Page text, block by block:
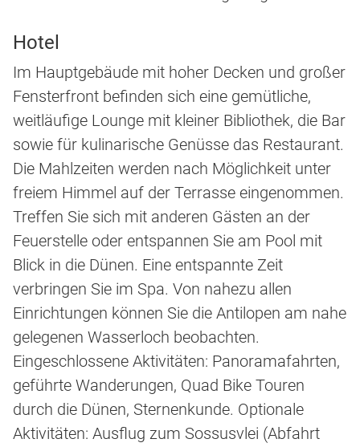
Hotel
Im Hauptgebäude mit hoher Decken und großer
Fensterfront befinden sich eine gemütliche,
weitläufige Lounge mit kleiner Bibliothek, die Bar
sowie für kulinarische Genüsse das Restaurant.
Die Mahlzeiten werden nach Möglichkeit unter
freiem Himmel auf der Terrasse eingenommen.
Treffen Sie sich mit anderen Gästen an der
Feuerstelle oder entspannen Sie am Pool mit
Blick in die Dünen. Eine entspannte Zeit
verbringen Sie im Spa. Von nahezu allen
Einrichtungen können Sie die Antilopen am nahe
gelegenen Wasserloch beobachten.
Eingeschlossene Aktivitäten: Panoramafahrten,
geführte Wanderungen, Quad Bike Touren
durch die Dünen, Sternenkunde. Optionale
Aktivitäten: Ausflug zum Sossusvlei (Abfahrt